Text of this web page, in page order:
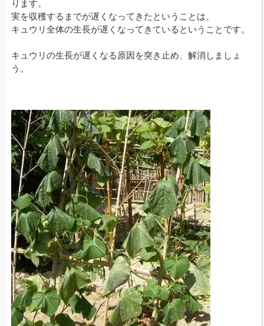
ります。
実を収穫するまでが遅くなってきたということは、
キュウリ全体の生長が遅くなってきているということです。
キュウリの生長が遅くなる原因を突き止め、解消しましょ
う。